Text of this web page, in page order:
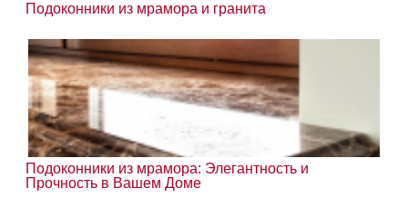
Подоконники из мрамора и гранита
Подоконники из мрамора: Элегантность и
Прочность в Вашем Доме